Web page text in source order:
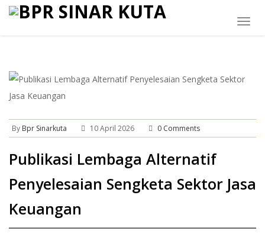
By Bpr Sinarkuta 10 April 2026 0 Comments
Publikasi Lembaga Alternatif
Penyelesaian Sengketa Sektor Jasa
Keuangan